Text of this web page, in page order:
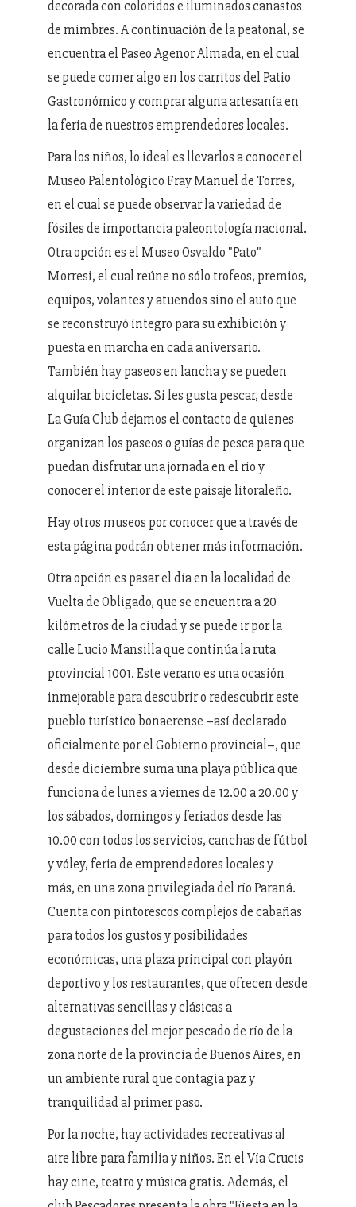
decorada con coloridos e iluminados canastos
de mimbres. A continuación de la peatonal, se
encuentra el Paseo Agenor Almada, en el cual
se puede comer algo en los carritos del Patio
Gastronómico y comprar alguna artesanía en
la feria de nuestros emprendedores locales.
Para los niños, lo ideal es llevarlos a conocer el
Museo Palentológico Fray Manuel de Torres,
en el cual se puede observar la variedad de
fósiles de importancia paleontología nacional.
Otra opción es el Museo Osvaldo "Pato"
Morresi, el cual reúne no sólo trofeos, premios,
equipos, volantes y atuendos sino el auto que
se reconstruyó íntegro para su exhibición y
puesta en marcha en cada aniversario.
También hay paseos en lancha y se pueden
alquilar bicicletas. Si les gusta pescar, desde
La Guía Club dejamos el contacto de quienes
organizan los paseos o guías de pesca para que
puedan disfrutar una jornada en el río y
conocer el interior de este paisaje litoraleño.
Hay otros museos por conocer que a través de
esta página podrán obtener más información.
Otra opción es pasar el día en la localidad de
Vuelta de Obligado, que se encuentra a 20
kilómetros de la ciudad y se puede ir por la
calle Lucio Mansilla que continúa la ruta
provincial 1001. Este verano es una ocasión
inmejorable para descubrir o redescubrir este
pueblo turístico bonaerense –así declarado
oficialmente por el Gobierno provincial–, que
desde diciembre suma una playa pública que
funciona de lunes a viernes de 12.00 a 20.00 y
los sábados, domingos y feriados desde las
10.00 con todos los servicios, canchas de fútbol
y vóley, feria de emprendedores locales y
más, en una zona privilegiada del río Paraná.
Cuenta con pintorescos complejos de cabañas
para todos los gustos y posibilidades
económicas, una plaza principal con playón
deportivo y los restaurantes, que ofrecen desde
alternativas sencillas y clásicas a
degustaciones del mejor pescado de río de la
zona norte de la provincia de Buenos Aires, en
un ambiente rural que contagia paz y
tranquilidad al primer paso.
Por la noche, hay actividades recreativas al
aire libre para familia y niños. En el Vía Crucis
hay cine, teatro y música gratis. Además, el